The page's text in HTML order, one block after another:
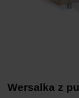
Wersalka z